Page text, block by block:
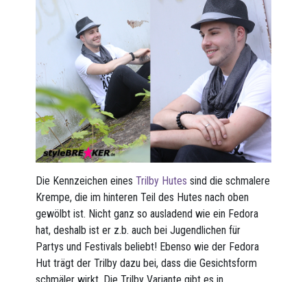
Die Kennzeichen einesTrilby Hutes sind die schmalere
Krempe, die im hinteren Teil des Hutes nach oben
gewölbt ist. Nicht ganz so ausladend wie ein Fedora
hat, deshalb ist er z.b. auch bei Jugendlichen für
Partys und Festivals beliebt! Ebenso wie der Fedora
Hut trägt der Trilby dazu bei, dass die Gesichtsform